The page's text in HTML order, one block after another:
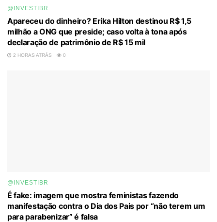
@INVESTIBR
Apareceu do dinheiro? Erika Hilton destinou R$ 1,5
milhão a ONG que preside; caso volta à tona após
declaração de patrimônio de R$ 15 mil
2 HORAS ATRÁS 0
@INVESTIBR
É fake: imagem que mostra feministas fazendo
manifestação contra o Dia dos Pais por “não terem um
para parabenizar” é falsa